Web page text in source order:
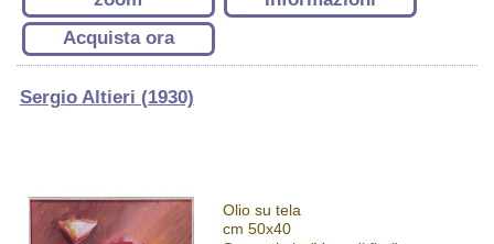
Acquista ora
Sergio Altieri (1930)
Olio su tela
cm 50x40